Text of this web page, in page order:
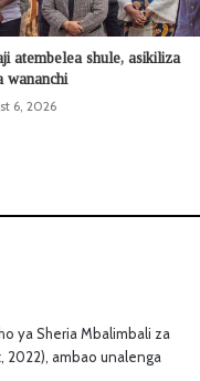
atembelea shule, asikiliza
wananchi
6, 2026
ya Sheria Mbalimbali za
2022), ambao unalenga